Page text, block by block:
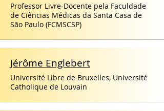
Professor Livre-Docente pela Faculdade
de Ciências Médicas da Santa Casa de
São Paulo (FCMSCSP)
Jérôme Englebert
Université Libre de Bruxelles, Université
Catholique de Louvain